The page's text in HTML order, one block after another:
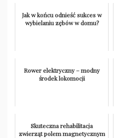
Jak w końcu odnieść sukces w
wybielaniu zębów w domu?
Rower elektryczny – modny
środek lokomocji
Skuteczna rehabilitacja
zwierząt polem magnetycznym